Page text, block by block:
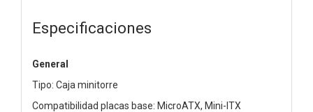
Especificaciones
General
Tipo: Caja minitorre
Compatibilidad placas base: MicroATX, Mini-ITX